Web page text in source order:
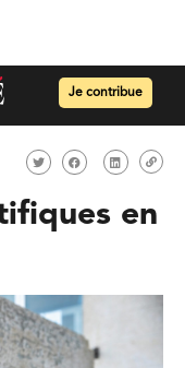
Je contribue
en